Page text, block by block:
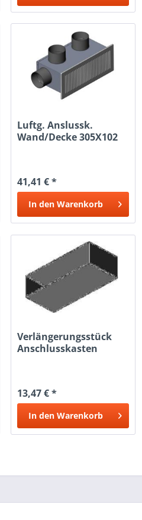
Luftg. Anslussk.
Wand/Decke 305X102
41,41 € *
In den Warenkorb
Verlängerungsstück
Anschlusskasten
13,47 € *
In den Warenkorb